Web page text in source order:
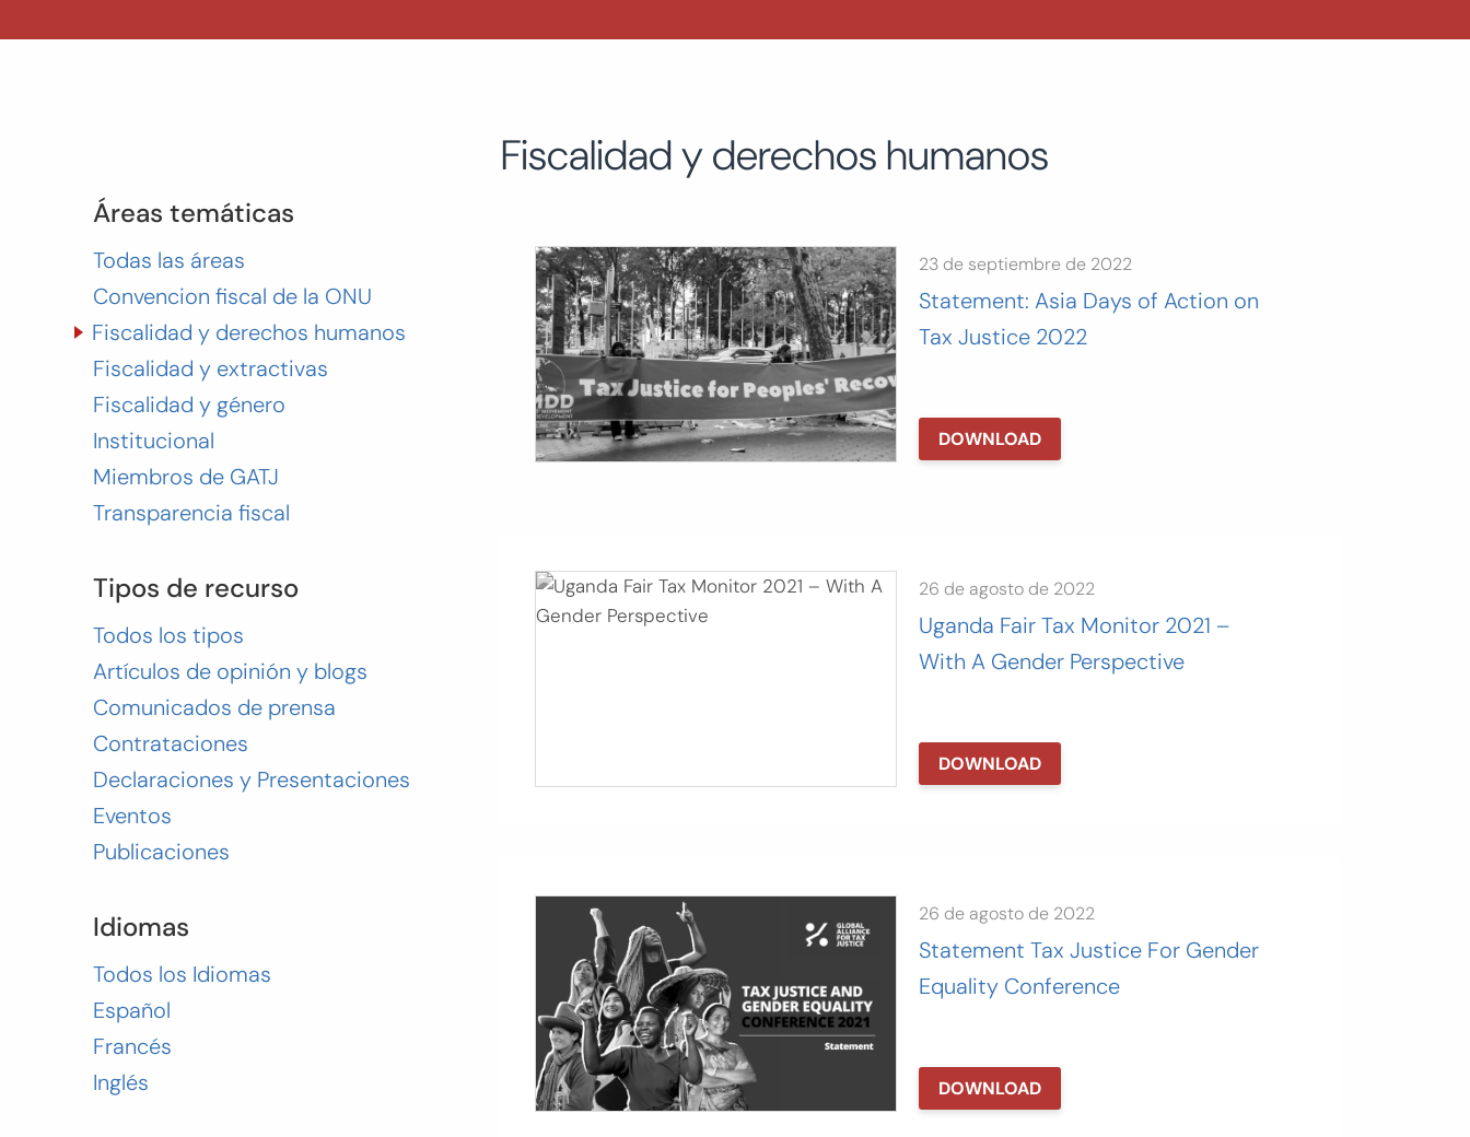
Áreas temáticas
Todas las áreas
Convencion fiscal de la ONU
Fiscalidad y derechos humanos
Fiscalidad y extractivas
Fiscalidad y género
Institucional
Miembros de GATJ
Transparencia fiscal
Tipos de recurso
Todos los tipos
Artículos de opinión y blogs
Comunicados de prensa
Contrataciones
Declaraciones y Presentaciones
Eventos
Publicaciones
Idiomas
Todos los Idiomas
Español
Francés
Inglés
Fiscalidad y derechos humanos
23 de septiembre de 2022
Statement: Asia Days of Action on
Tax Justice 2022
DOWNLOAD
26 de agosto de 2022
Uganda Fair Tax Monitor 2021 –
With A Gender Perspective
DOWNLOAD
26 de agosto de 2022
Statement Tax Justice For Gender
Equality Conference
DOWNLOAD